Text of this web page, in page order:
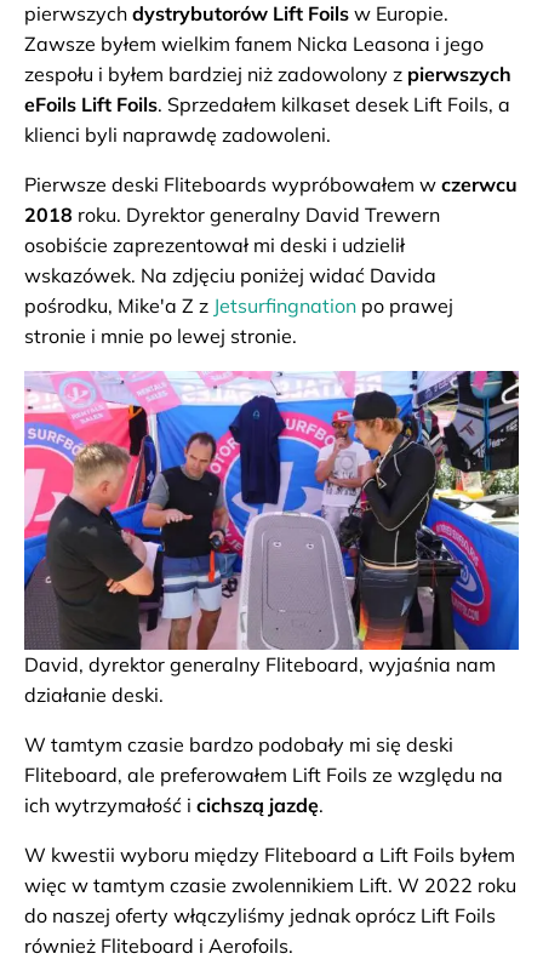
pierwszych dystrybutorów Lift Foils w Europie.
Zawsze byłem wielkim fanem Nicka Leasona i jego
zespołu i byłem bardziej niż zadowolony z pierwszych
eFoils Lift Foils. Sprzedałem kilkaset desek Lift Foils, a
klienci byli naprawdę zadowoleni.
Pierwsze deski Fliteboards wypróbowałem w czerwcu
2018 roku. Dyrektor generalny David Trewern
osobiście zaprezentował mi deski i udzielił
wskazówek. Na zdjęciu poniżej widać Davida
pośrodku, Mike'a Z z Jetsurfingnation po prawej
stronie i mnie po lewej stronie.
David, dyrektor generalny Fliteboard, wyjaśnia nam
działanie deski.
W tamtym czasie bardzo podobały mi się deski
Fliteboard, ale preferowałem Lift Foils ze względu na
ich wytrzymałość i cichszą jazdę.
W kwestii wyboru między Fliteboard a Lift Foils byłem
więc w tamtym czasie zwolennikiem Lift. W 2022 roku
do naszej oferty włączyliśmy jednak oprócz Lift Foils
również Fliteboard i Aerofoils.